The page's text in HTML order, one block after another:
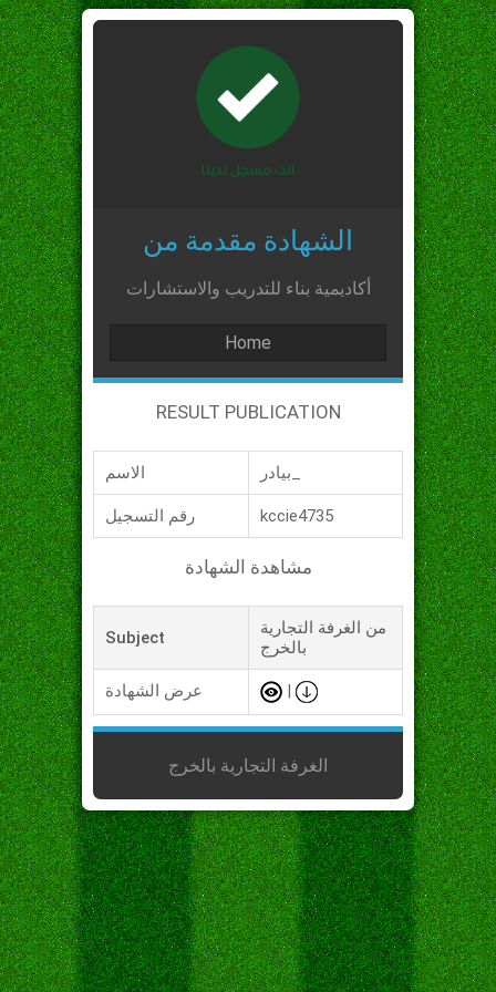
الشهادة مقدمة من
أكاديمية بناء للتدريب والاستشارات
Home
RESULT PUBLICATION
الاسم
رقم التسجيل kccie4735
مشاهدة الشهادة
Subject
من الغرفة التجارية
بالخرج
عرض الشهادة
الغرفة التجارية بالخرج